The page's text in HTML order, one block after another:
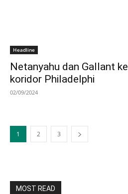
Headline
Netanyahu dan Gallant
koridor Philadelphi
02/09/2024
1 2 3
MOST READ